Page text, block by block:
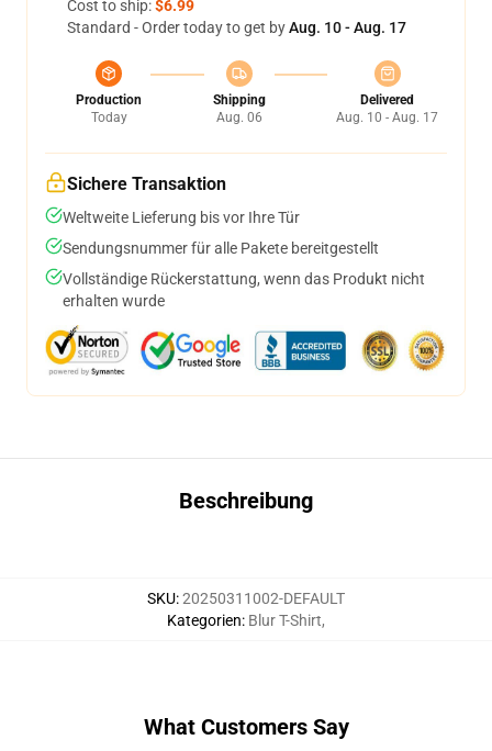
Cost to ship:$6.99
Standard - Order today to get byAug. 10 - Aug. 17
Production
Today
Shipping
Aug. 06
Delivered
Aug. 10 - Aug. 17
Sichere Transaktion
Weltweite Lieferung bis vor Ihre Tür
Sendungsnummer für alle Pakete bereitgestellt
Vollständige Rückerstattung, wenn das Produkt nicht
erhalten wurde
Beschreibung
SKU:20250311002-DEFAULT
Kategorien: Blur T-Shirt,
What Customers Say